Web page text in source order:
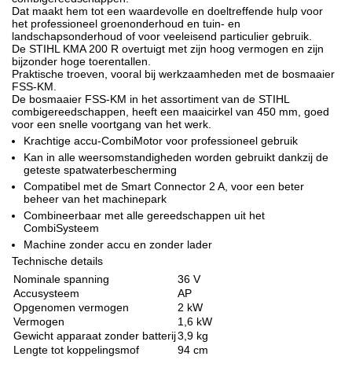
Dat maakt hem tot een waardevolle en doeltreffende hulp voor
het professioneel groenonderhoud en tuin- en
landschapsonderhoud of voor veeleisend particulier gebruik.
De STIHL KMA 200 R overtuigt met zijn hoog vermogen en zijn
bijzonder hoge toerentallen.
Praktische troeven, vooral bij werkzaamheden met de bosmaaier
FSS-KM.
De bosmaaier FSS-KM in het assortiment van de STIHL
combigereedschappen, heeft een maaicirkel van 450 mm, goed
voor een snelle voortgang van het werk.
Krachtige accu-CombiMotor voor professioneel gebruik
Kan in alle weersomstandigheden worden gebruikt dankzij de
geteste spatwaterbescherming
Compatibel met de Smart Connector 2 A, voor een beter
beheer van het machinepark
Combineerbaar met alle gereedschappen uit het
CombiSysteem
Machine zonder accu en zonder lader
Technische details
Nominale spanning
36 V
Accusysteem
AP
Opgenomen vermogen
2 kW
Vermogen
1,6 kW
Gewicht apparaat zonder batterij3,9 kg
Lengte tot koppelingsmof
94 cm